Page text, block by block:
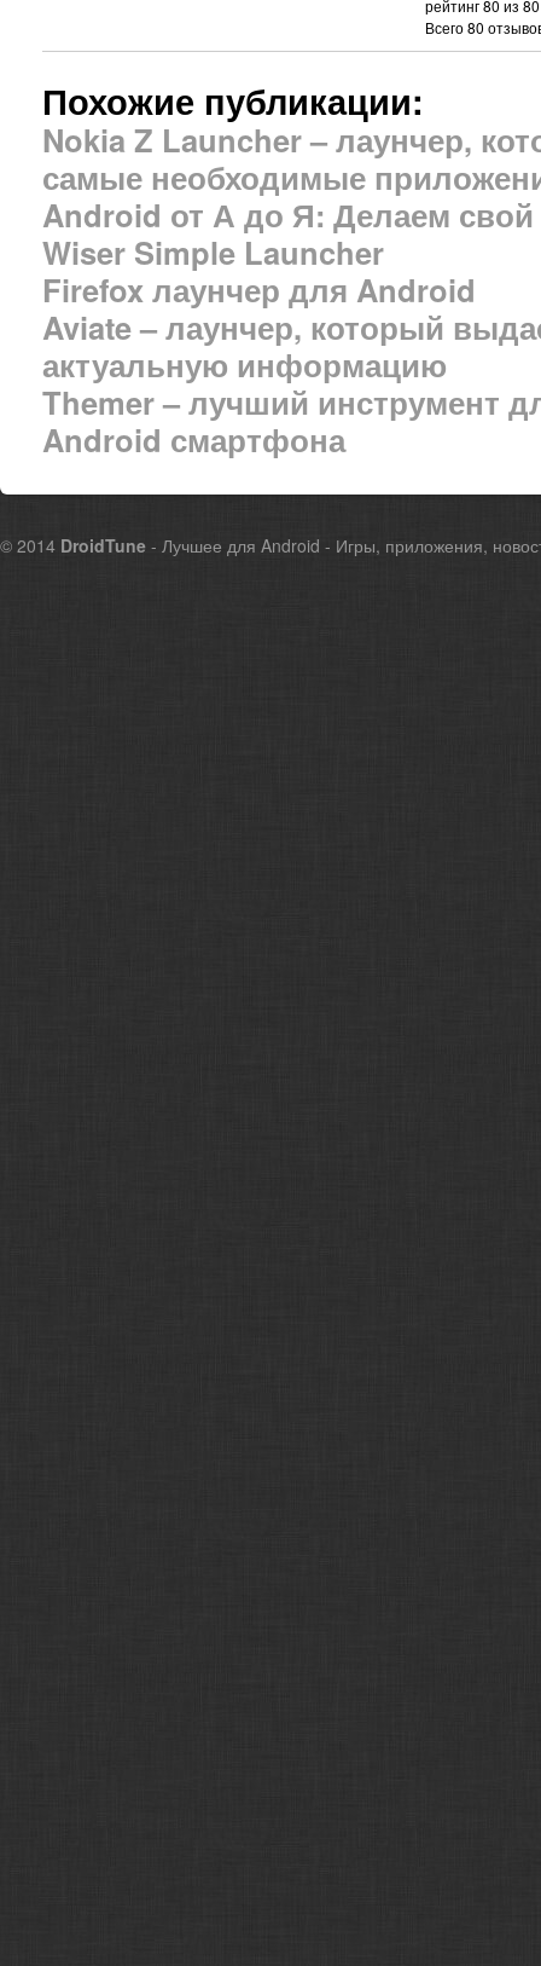
рейтинг80 из 80
Всего80
Похожие публикации:
Nokia Z Launcher – лаунчер,
самые необходимые
Android от А до Я: Делаем
Wiser Simple Launcher
Firefox лаунчер для Android
Aviate – лаунчер, который
актуальную информацию
Themer – лучший инструмент
Android смартфона
© 2014 DroidTune - Лучшее для Android - Игры, приложения,